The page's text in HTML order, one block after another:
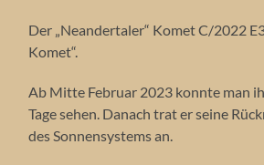
Der „Neandertaler“ Komet C/2022
Komet“.
Ab Mitte Februar 2023 konnte man
Tage sehen. Danach trat er seine
des Sonnensystems an.